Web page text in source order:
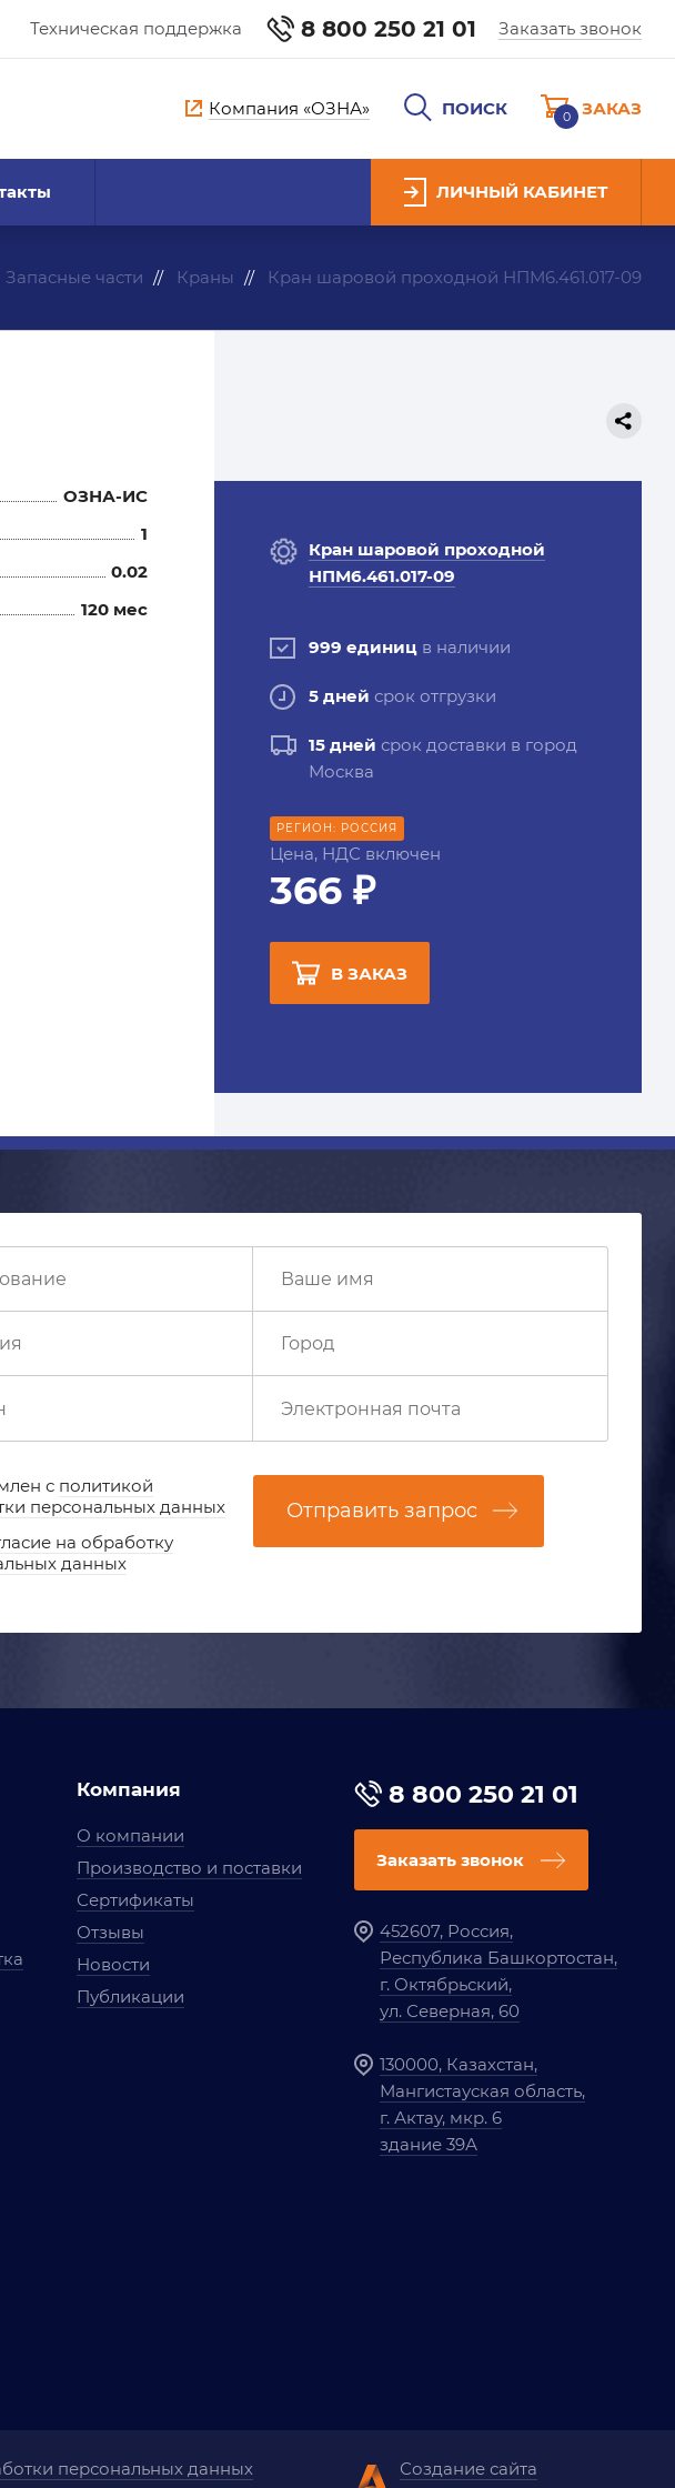
Техническая поддержка 8 800 250 21 01 Заказать звонок
Компания «ОЗНА» ПОИСК 0 ЗАКАЗ
ЛИЧНЫЙ КАБИНЕТ
Запасные части Краны Кран шаровой проходной НПМ6.461.017-09
ОЗНА-ИС
1
0.02
120 мес
Кран шаровой проходной
НПМ6.461.017-09
999 единиц в наличии
5 дней срок отгрузки
15 дней срок доставки в город
Москва
РЕГИОН: РОССИЯ
Цена, НДС включен
366 ₽
В ЗАКАЗ
с политикой
персональных данных
на обработку
данных
Отправить запрос
Компания
О компании
Производство и поставки
Сертификаты
Отзывы
Новости
Публикации
8 800 250 21 01
Заказать звонок
452607, Россия,
Республика Башкортостан,
г. Октябрьский,
ул. Северная, 60
130000, Казахстан,
Мангистауская область,
г. Актау, мкр. 6
здание 39А
персональных данных
Создание сайта